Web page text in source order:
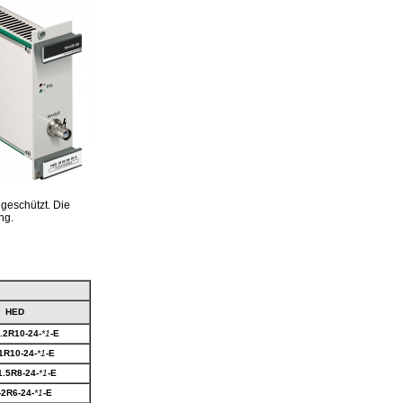
Die
HED
24-*1-E
24-*1-E
24-*1-E
24-*1-E